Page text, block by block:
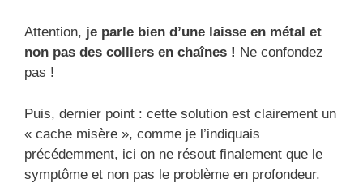
Attention, je parle bien d’une laisse en métal et
non pas des colliers en chaînes ! Ne confondez
pas !
Puis, dernier point : cette solution est clairement un
« cache misère », comme je l’indiquais
précédemment, ici on ne résout finalement que le
symptôme et non pas le problème en profondeur.